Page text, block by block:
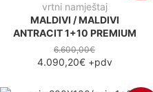
vrtni namještaj
MALDIVI / MALDIVI
ANTRACIT 1+10 PREMIUM
6.600,00€
4.090,20€+pdv